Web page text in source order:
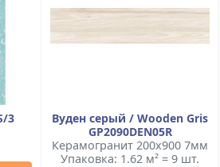
3
Вуден серый / Wooden Gris
GP2090DEN05R
Керамогранит 200x900 7мм
Упаковка: 1.62 м² = 9 шт.